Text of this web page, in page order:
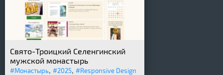
Свято-Троицкий Селенгинский
мужской монастырь
#Монастырь, #2025, #Responsive Design